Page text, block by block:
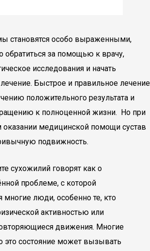
становятся особо выраженными,
обратиться за помощью к врачу,
исследования и начать
Быстрое и правильное лечение
положительного результата и
к полноценной жизни. Но при
медицинской помощи сустав
подвижность.
сухожилий говорят как о
проблеме, с которой
многие люди, особенно те, кто
активностью или
движения. Многие
это состояние может вызывать